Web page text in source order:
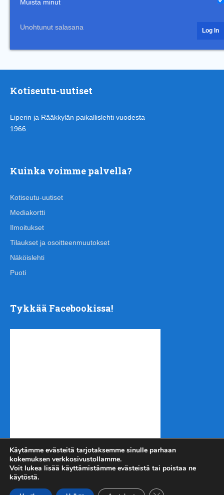
Muista minut
Unohtunut salasana
Kotiseutu-uutiset
Liperin ja Rääkkylän paikallislehti vuodesta
1966.
Kuinka voimme palvella?
Kotiseutu-uutiset
Mediakortti
Ilmoitukset
Tilaukset ja osoitteenmuutokset
Näköislehti
Puoti
Tykkää Facebookissa!
Käytämme evästeitä tarjotaksemme sinulle parhaan
kokemuksen verkkosivustollamme.
Voit lukea lisää käyttämistämme evästeistä tai poistaa ne
käytöstä.